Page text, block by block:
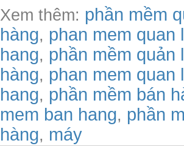
Xem thêm: phần mềm
hàng, phan mem quan
hang, phần mềm quản
hàng, phan mem quan
hang, phần mềm bán
mem ban hang, phần
hàng, máy